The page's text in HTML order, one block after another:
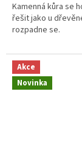
z
5
hvězdiček.
Kamenná kůra se
řešit jako u
rozpadne se.
Akce
Novinka